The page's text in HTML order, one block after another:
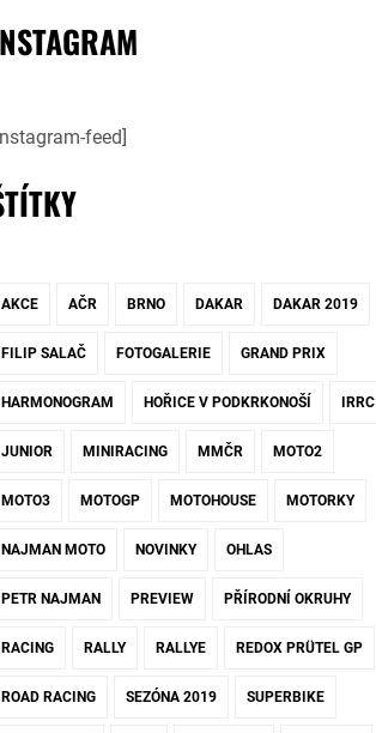
feed]
AKCE AČR BRNO DAKAR DAKAR 2019
FILIP SALAČ FOTOGALERIE GRAND PRIX
HARMONOGRAM HOŘICE V PODKRKONOŠÍ IRRC
JUNIOR MINIRACING MMČR MOTO2
MOTO3 MOTOGP MOTOHOUSE MOTORKY
NAJMAN MOTO NOVINKY OHLAS
PETR NAJMAN PREVIEW PŘÍRODNÍ OKRUHY
RACING RALLY RALLYE REDOX PRÜTEL GP
ROAD RACING SEZÓNA 2019 SUPERBIKE